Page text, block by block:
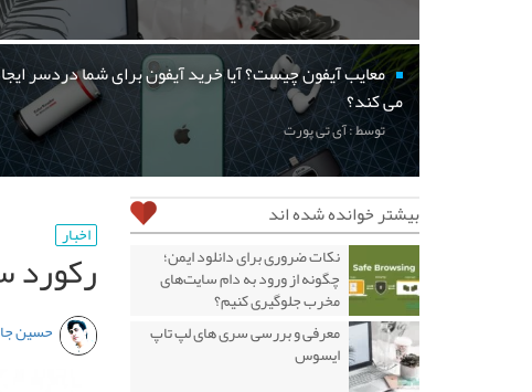
معایب آیفون چیست؟ آیا خرید آیفون برای شما دردسر
می کند؟
توسط : آی تی پورت
اخبار
رکورد
حسین
بیشتر خوانده شده اند
نکات ضروری برای دانلود ایمن؛
چگونه از ورود به دام سایت‌های
مخرب جلوگیری کنیم؟
معرفی و بررسی سری های لپ تاپ
ایسوس